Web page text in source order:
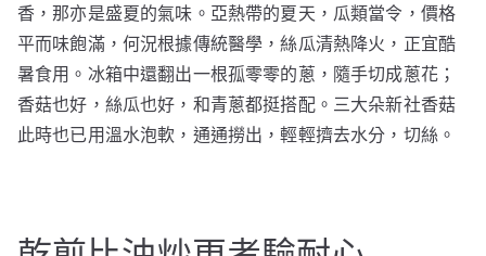
香，那亦是盛夏的氣味。亞熱帶的夏天，瓜類當令，價格
平而味飽滿，何況根據傳統醫學，絲瓜清熱降火，正宜酷
暑食用。冰箱中還翻出一根孤零零的蔥，隨手切成蔥花；
香菇也好，絲瓜也好，和青蔥都挺搭配。三大朵新社香菇
此時也已用溫水泡軟，通通撈出，輕輕擠去水分，切絲。